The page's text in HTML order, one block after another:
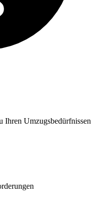
Ihren Umzugsbedürfnissen